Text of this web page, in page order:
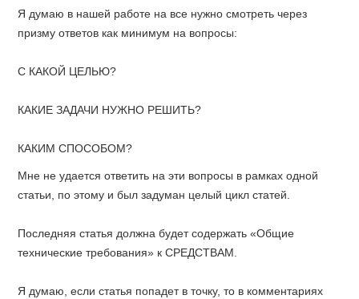
Я думаю в нашей работе на все нужно смотреть через
призму ответов как минимум на вопросы:
С КАКОЙ ЦЕЛЬЮ?
КАКИЕ ЗАДАЧИ НУЖНО РЕШИТЬ?
КАКИМ СПОСОБОМ?
Мне не удается ответить на эти вопросы в рамках одной
статьи, по этому и был задуман целый цикл статей.
Последняя статья должна будет содержать «Общие
технические требования» к СРЕДСТВАМ.
Я думаю, если статья попадет в точку, то в комментариях